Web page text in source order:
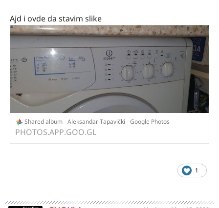
Ajd i ovde da stavim slike
Shared album - Aleksandar Tapavički - Google Photos
PHOTOS.APP.GOO.GL
1